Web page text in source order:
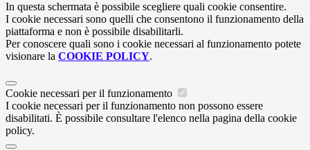
In questa schermata è possibile scegliere quali cookie consentire.
I cookie necessari sono quelli che consentono il funzionamento della
piattaforma e non è possibile disabilitarli.
Per conoscere quali sono i cookie necessari al funzionamento potete
visionare la COOKIE POLICY.
Cookie necessari per il funzionamento
I cookie necessari per il funzionamento non possono essere
disabilitati. È possibile consultare l'elenco nella pagina della cookie
policy.